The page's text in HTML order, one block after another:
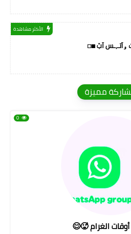
الأكثر مشاهدة
ۅآتـ,ـس آبْ ◼◻
مميزة
الغرام 🥵😊
0